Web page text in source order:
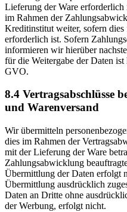
Lieferung der Ware
im Rahmen der
Kreditinstitut weiter, sofern
erforderlich ist. Sofern
informieren wir hierüber
für die Weitergabe der Daten
GVO.
8.4 Vertragsabschlüsse
und Warenversand
Wir übermitteln
dies im Rahmen der
mit der Lieferung der Ware
Zahlungsabwicklung
Übermittlung der Daten erfolgt
Übermittlung ausdrücklich
Daten an Dritte ohne
der Werbung, erfolgt nicht.